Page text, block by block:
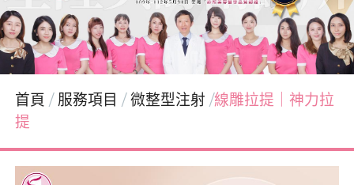
首頁 服務項目 微整型注射 線雕拉提｜神力拉
提